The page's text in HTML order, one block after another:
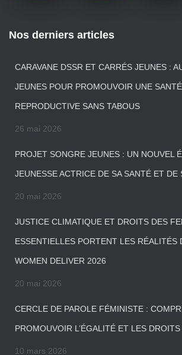
Nos derniers articles
CARAVANE DSSR ET CARRÉS JEUNES :
JEUNES POUR PROMOUVOIR UNE
REPRODUCTIVE SANS TABOUS
26 mai 2026
PROJET SONGRE JEUNES : UN NOUVEL
JEUNESSE ACTRICE DE SA SANTÉ ET DE
20 mai 2026
JUSTICE CLIMATIQUE ET DROITS DES
ESSENTIELLES PORTENT LES RÉALITÉS
WOMEN DELIVER 2026
20 mai 2026
CERCLE DE PAROLE FÉMINISTE :
PROMOUVOIR L’ÉGALITÉ ET LES
10 mars 2026